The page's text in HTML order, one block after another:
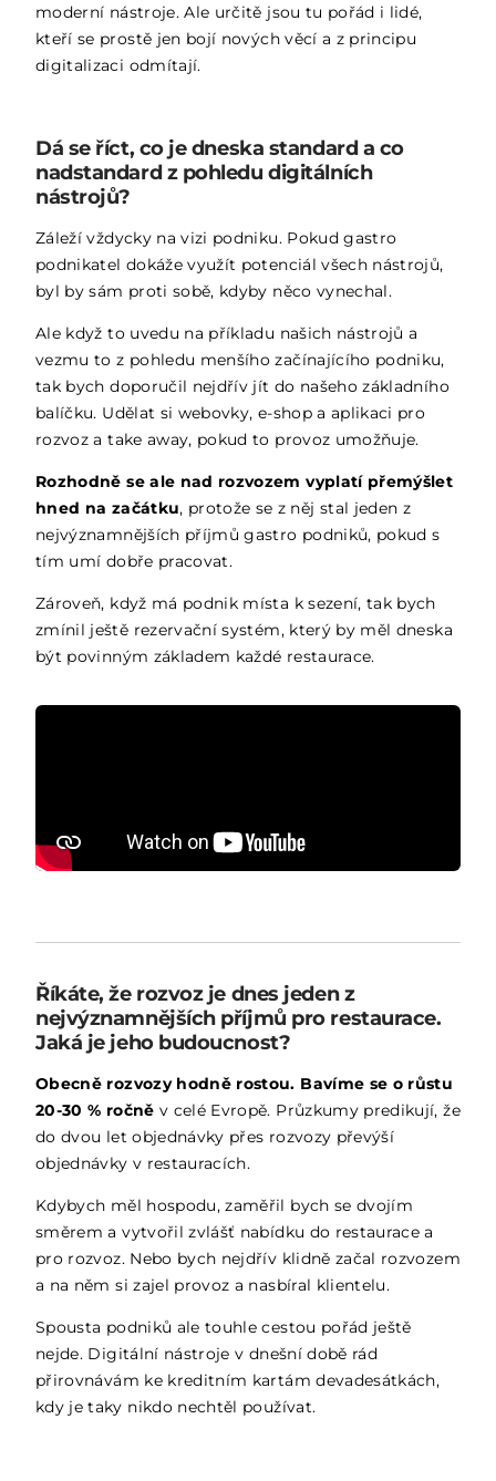
moderní nástroje. Ale určitě jsou tu pořád i lidé,
kteří se prostě jen bojí nových věcí a z principu
digitalizaci odmítají.
Dá se říct, co je dneska standard a co
nadstandard z pohledu digitálních
nástrojů?
Záleží vždycky na vizi podniku. Pokud gastro
podnikatel dokáže využít potenciál všech nástrojů,
byl by sám proti sobě, kdyby něco vynechal.
Ale když to uvedu na příkladu našich nástrojů a
vezmu to z pohledu menšího začínajícího podniku,
tak bych doporučil nejdřív jít do našeho základního
balíčku. Udělat si webovky, e-shop a aplikaci pro
rozvoz a take away, pokud to provoz umožňuje.
Rozhodně se ale nad rozvozem vyplatí přemýšlet
hned na začátku, protože se z něj stal jeden z
nejvýznamnějších příjmů gastro podniků, pokud s
tím umí dobře pracovat.
Zároveň, když má podnik místa k sezení, tak bych
zmínil ještě rezervační systém, který by měl dneska
být povinným základem každé restaurace.
Říkáte, že rozvoz je dnes jeden z
nejvýznamnějších příjmů pro restaurace.
Jaká je jeho budoucnost?
Obecně rozvozy hodně rostou. Bavíme se o růstu
20-30 % ročně v celé Evropě. Průzkumy predikují, že
do dvou let objednávky přes rozvozy převýší
objednávky v restauracích.
Kdybych měl hospodu, zaměřil bych se dvojím
směrem a vytvořil zvlášť nabídku do restaurace a
pro rozvoz. Nebo bych nejdřív klidně začal rozvozem
a na něm si zajel provoz a nasbíral klientelu.
Spousta podniků ale touhle cestou pořád ještě
nejde. Digitální nástroje v dnešní době rád
přirovnávám ke kreditním kartám devadesátkách,
kdy je taky nikdo nechtěl používat.